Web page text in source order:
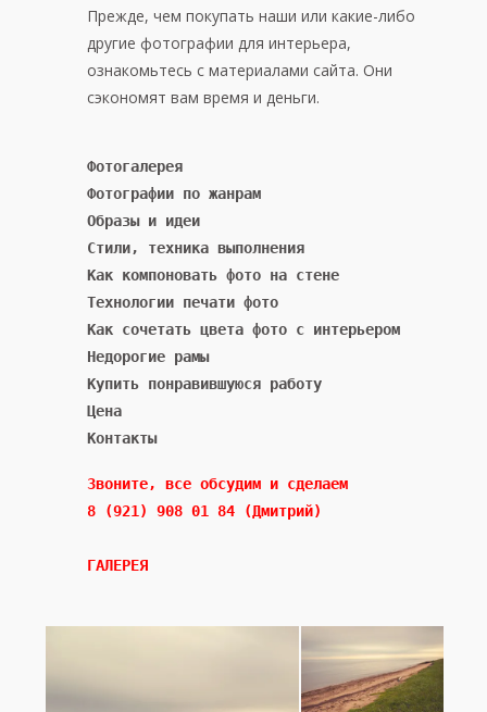
Прежде, чем покупать наши или какие-либо
другие фотографии для интерьера,
ознакомьтесь с материалами сайта. Они
сэкономят вам время и деньги.
Фотогалерея
Фотографии по жанрам
Образы и идеи
Стили, техника выполнения
Как компоновать фото на стене
Технологии печати фото
Как сочетать цвета фото с интерьером
Недорогие рамы
Купить понравившуюся работу
Цена
Контакты
Звоните, все обсудим и сделаем
8 (921) 908 01 84 (Дмитрий)
ГАЛЕРЕЯ